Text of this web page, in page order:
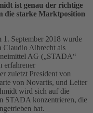
ist genau der richtige
die starke Marktposition
1. September 2018 wurde
Claudio Albrecht als
AG („STADA“
erfahrener
zuletzt President von
von Novartis, und Leiter
wird sich auf die
STADA konzentrieren, die
hat.